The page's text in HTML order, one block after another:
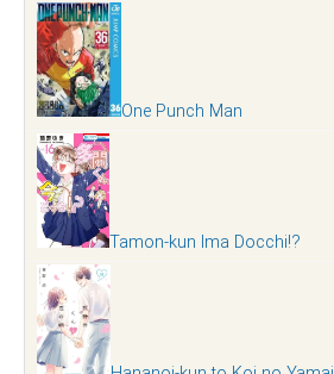
One Punch Man
Tamon-kun Ima Docchi!?